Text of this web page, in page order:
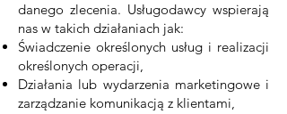
danego zlecenia. Usługodawcy wspierają
nas w takich działaniach jak:
Świadczenie określonych usług i realizacji
określonych operacji,
Działania lub wydarzenia marketingowe i
zarządzanie komunikacją z klientami,